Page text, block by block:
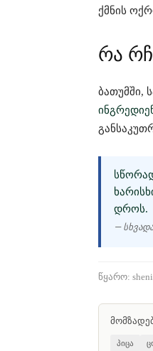
ქმნის
რა
ბათუმში,
ᲓᲠᲝᲡ.
—
წყარო:
პიცა